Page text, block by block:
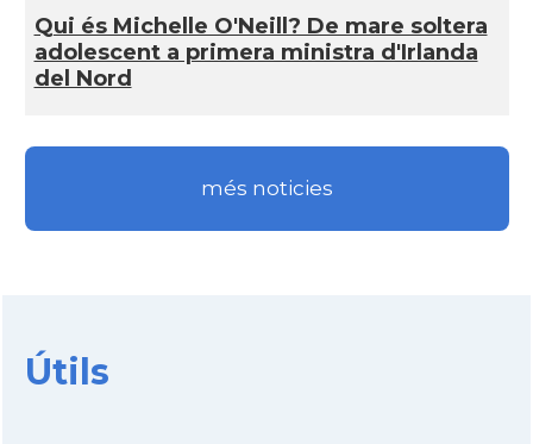
Qui és Michelle O'Neill? De mare soltera
adolescent a primera ministra d'Irlanda
del Nord
més noticies
Útils